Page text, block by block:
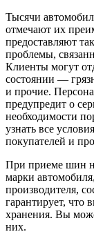
Тысячи
отмечают их
предоставляют
проблемы,
Клиенты могут
состоянии —
и прочие.
предупредит о
необходимости
узнать все
покупателей и
При приеме шин
марки
производителя,
гарантирует, что
хранения. Вы
них.